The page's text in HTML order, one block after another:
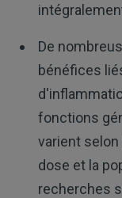
De
bénéfices
fonctions
varient
dose et la
recherches